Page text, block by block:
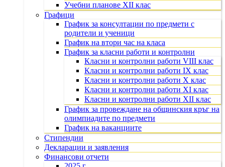
Учебни планове XII клас
Графици
График за консултации по предмети с
родители и ученици
График на втори час на класа
График за класни работи и контролни
Класни и контролни работи VIII клас
Класни и контролни работи IX клас
Класни и контролни работи X клас
Класни и контролни работи XI клас
Класни и контролни работи XII клас
График за провеждане на общинския кръг на
олимпиадите по предмети
График на ваканциите
Стипендии
Декларации и заявления
Финансови отчети